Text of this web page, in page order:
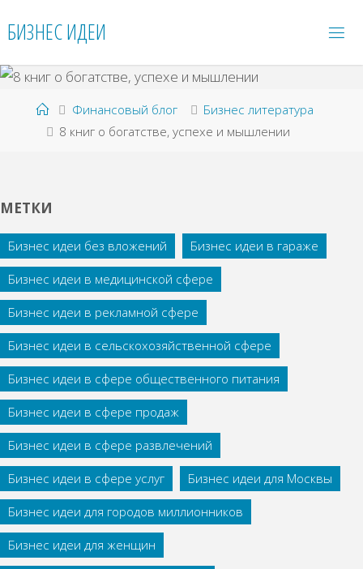
БИЗНЕС ИДЕИ
ГлавнаяФинансовый блог
Бизнес литература
8 книг о богатстве, успехе и мышлении
МЕТКИ
Бизнес идеи без вложений
Бизнес идеи в гараже
Бизнес идеи в медицинской сфере
Бизнес идеи в рекламной сфере
Бизнес идеи в сельскохозяйственной сфере
Бизнес идеи в сфере общественного питания
Бизнес идеи в сфере продаж
Бизнес идеи в сфере развлечений
Бизнес идеи в сфере услуг
Бизнес идеи для Москвы
Бизнес идеи для городов миллионников
Бизнес идеи для женщин